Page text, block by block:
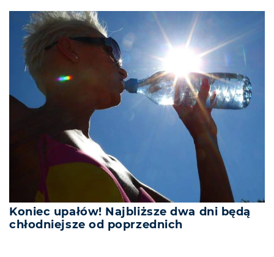
Koniec upałów! Najbliższe dwa dni będą
chłodniejsze od poprzednich